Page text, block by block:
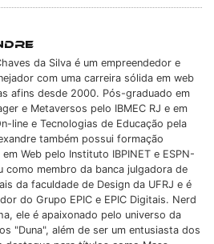
da Silva é um empreendedor e
com uma carreira sólida em web
afins desde 2000. Pós-graduado em
e Metaversos pelo IBMEC RJ e em
line e Tecnologias de Educação pela
também possui formação
Web pelo Instituto IBPINET e ESPN-
como membro da banca julgadora de
da faculdade de Design da UFRJ e é
do Grupo EPIC e EPIC Digitais. Nerd
ele é apaixonado pelo universo da
"Duna", além de ser um entusiasta dos